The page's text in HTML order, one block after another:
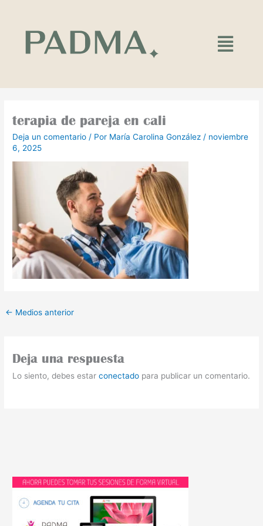
contenido
Main
Menu
terapia de pareja en cali
Deja un comentario / Por María Carolina González / noviembre
6, 2025
← Medios anterior
Deja una respuesta
Lo siento, debes estarconectado para publicar un comentario.